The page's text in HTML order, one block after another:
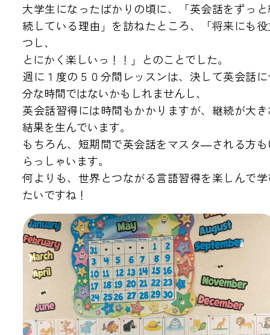
●NEWS
●英会話 お問い合わせ
●海外留学 お問い合わせ
大学生になったばかりの頃に、「英会話をずっ
続している理由」を訪ねたところ、「将来にも
つし、
とにかく楽しいっ！！」とのことでした。
週に１度の５０分間レッスンは、決して英会話
分な時間ではないかもしれませんし、
英会話習得には時間もかかりますが、継続が大
結果を生んでいます。
もちろん、短期間で英会話をマスタ―される方
らっしゃいます。
何よりも、世界とつながる言語習得を楽しんで
たいですね！